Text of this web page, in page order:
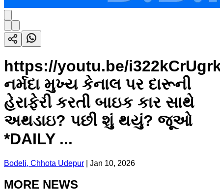
https://youtu.be/
નર્મદા મુખ્ય કેનાલ પર દારૂની
હેરાફેરી કરતી બાઇક કાર સાથે
અથડાઇ? પછી શું થયું? જૂઓ
*DAILY ...
Bodeli, Chhota Udepur Jan 10, 2026
MORE NEWS